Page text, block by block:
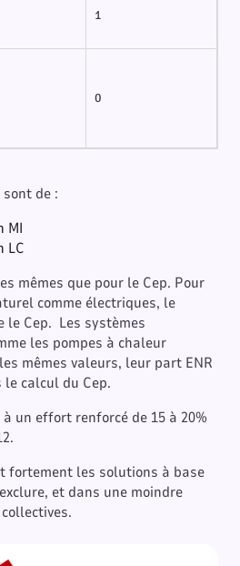
1
0
de :
MI
LC
mêmes que pour le Cep. Pour
comme électriques, le
le Cep. Les systèmes
les pompes à chaleur
mêmes valeurs, leur part ENR
calcul du Cep.
un effort renforcé de 15 à 20%
fortement les solutions à base
et dans une moindre